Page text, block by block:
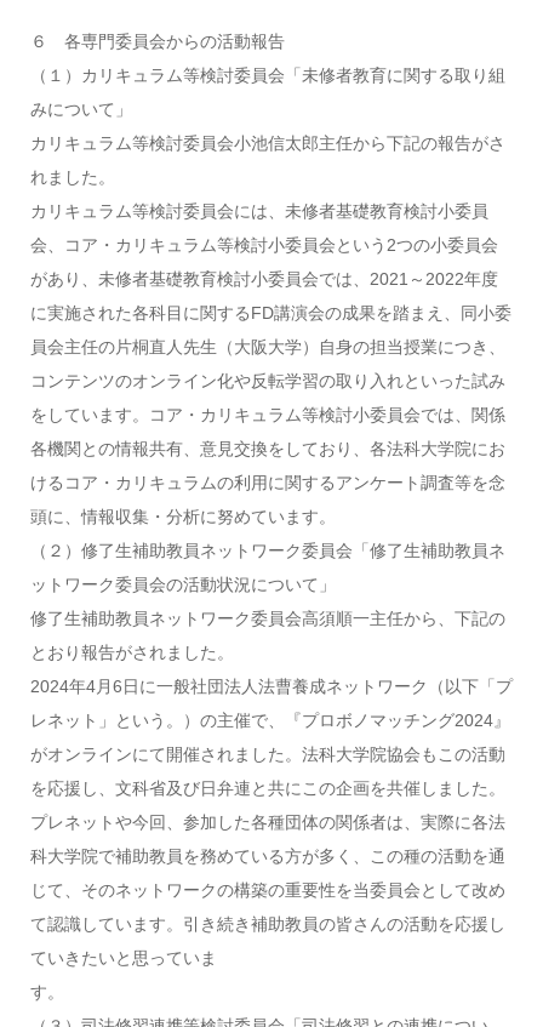
６ 各専門委員会からの活動報告
（１）カリキュラム等検討委員会「未修者教育に関する取り組
みについて」
カリキュラム等検討委員会小池信太郎主任から下記の報告がさ
れました。
カリキュラム等検討委員会には、未修者基礎教育検討小委員
会、コア・カリキュラム等検討小委員会という2つの小委員会
があり、未修者基礎教育検討小委員会では、2021～2022年度
に実施された各科目に関するFD講演会の成果を踏まえ、同小委
員会主任の片桐直人先生（大阪大学）自身の担当授業につき、
コンテンツのオンライン化や反転学習の取り入れといった試み
をしています。コア・カリキュラム等検討小委員会では、関係
各機関との情報共有、意見交換をしており、各法科大学院にお
けるコア・カリキュラムの利用に関するアンケート調査等を念
頭に、情報収集・分析に努めています。
（２）修了生補助教員ネットワーク委員会「修了生補助教員ネ
ットワーク委員会の活動状況について」
修了生補助教員ネットワーク委員会高須順一主任から、下記の
とおり報告がされました。
2024年4月6日に一般社団法人法曹養成ネットワーク（以下「プ
レネット」という。）の主催で、『プロボノマッチング2024』
がオンラインにて開催されました。法科大学院協会もこの活動
を応援し、文科省及び日弁連と共にこの企画を共催しました。
プレネットや今回、参加した各種団体の関係者は、実際に各法
科大学院で補助教員を務めている方が多く、この種の活動を通
じて、そのネットワークの構築の重要性を当委員会として改め
て認識しています。引き続き補助教員の皆さんの活動を応援し
ていきたいと思っていま
す。